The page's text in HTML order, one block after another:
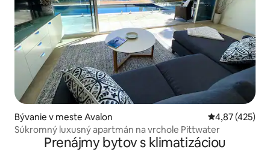
Bývanie v meste Avalon Priemerné
4,87 (425)
Súkromný luxusný apartmán na vrchole Pittwater
Prenájmy bytov s klimatizáciou